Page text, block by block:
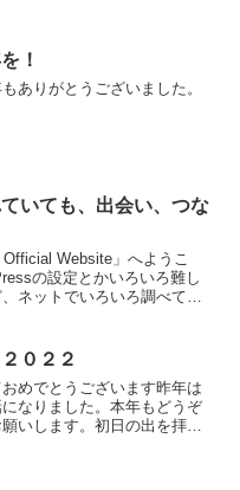
！
ありがとうございました。
いても、出会い、つな
Official Website」へようこ
の設定とかいろいろ難し
ネットでいろいろ調べてや
の９月...
０２２
めでとうございます昨年は
なりました。本年もどうぞ
いします。初日の出を拝ん